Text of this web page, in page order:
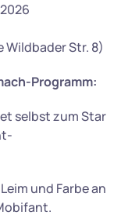
Wildbader Str. 8)
Programm:
selbst zum Star
und Farbe an